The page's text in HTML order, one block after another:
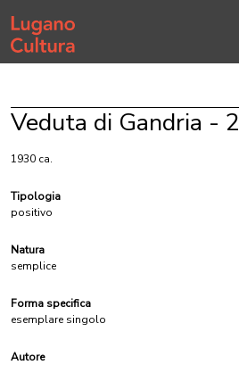
Home page
Veduta di Gandria - 2
1930 ca.
Tipologia
positivo
Natura
semplice
Forma specifica
esemplare singolo
Autore